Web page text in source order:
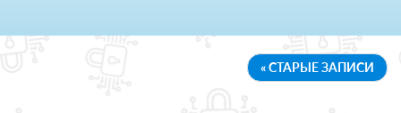
« СТАРЫЕ ЗАПИСИ